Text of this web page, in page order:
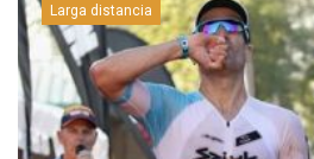
Larga distancia